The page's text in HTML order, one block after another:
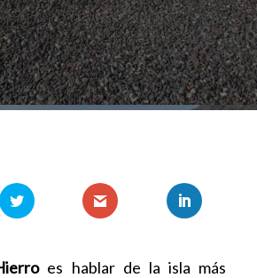
es hablar de la isla más